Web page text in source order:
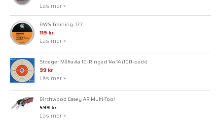
Läs mer »
RWS Training .177
119 kr
Läs mer »
Stoeger Måltavla 10-Ringad 14x14 (100-pack)
99 kr
Läs mer »
Birchwood Casey AR Multi-Tool
599 kr
Läs mer »